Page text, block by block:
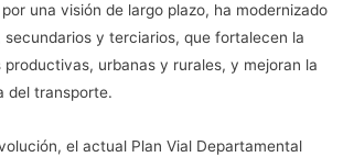
una visión de largo plazo, ha modernizado
y terciarios, que fortalecen la
urbanas y rurales, y mejoran la
del transporte.
el actual Plan Vial Departamental